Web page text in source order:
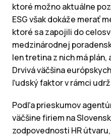
ktoré možno aktuálne
ESG však dokáže merať
ktoré sa zapojili do
medzinárodnej
len tretina z nich má
Drvivá väčšina
ľudský faktor v rámci
Podľa prieskumov
väčšine firiem na
zodpovednosti HR